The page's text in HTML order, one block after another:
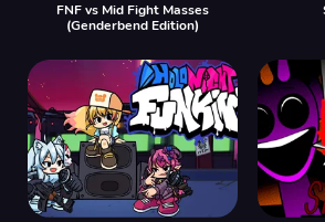
FNF vs Mid Fight Masses
(Genderbend Edition)